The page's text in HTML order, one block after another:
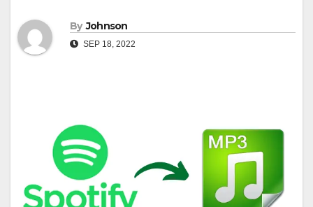
By Johnson
SEP 18, 2022